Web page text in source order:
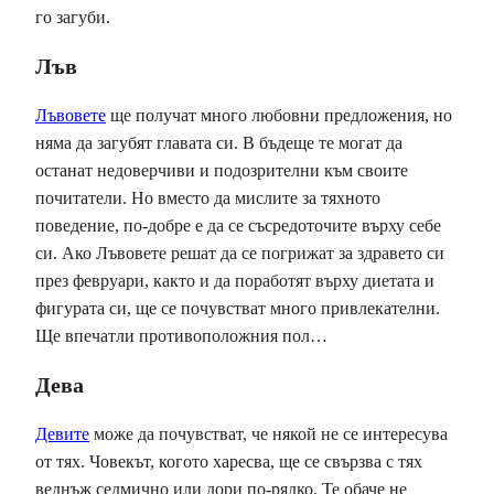
го загуби.
Лъв
Лъвовете ще получат много любовни предложения, но
няма да загубят главата си. В бъдеще те могат да
останат недоверчиви и подозрителни към своите
почитатели. Но вместо да мислите за тяхното
поведение, по-добре е да се съсредоточите върху себе
си. Ако Лъвовете решат да се погрижат за здравето си
през февруари, както и да поработят върху диетата и
фигурата си, ще се почувстват много привлекателни.
Ще впечатли противоположния пол…
Дева
Девите може да почувстват, че някой не се интересува
от тях. Човекът, когото харесва, ще се свързва с тях
веднъж седмично или дори по-рядко. Те обаче не